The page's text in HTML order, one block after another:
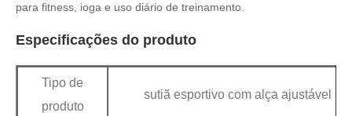
para fitness, ioga e uso diário de treinamento.
Especificações do produto
Tipo de
produto
sutiã esportivo com alça ajustável